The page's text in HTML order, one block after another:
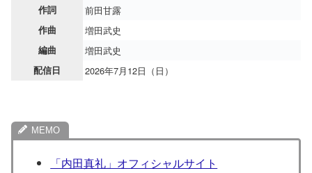
作詞 前田甘露
作曲 増田武史
編曲 増田武史
配信日 2026年7月12日（日）
「内田真礼」オフィシャルサイト